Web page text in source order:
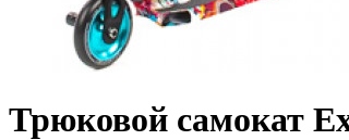
Трюковой самокат